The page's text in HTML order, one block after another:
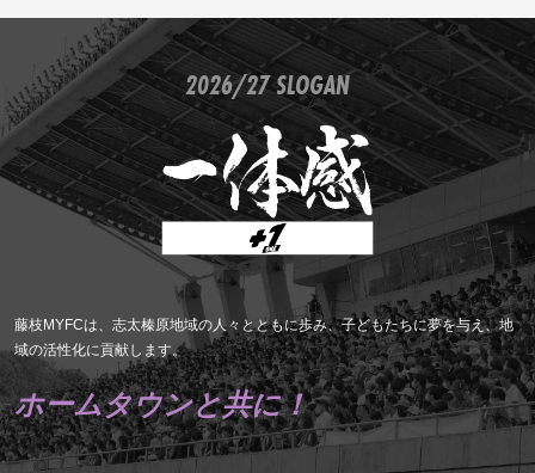
2026/27 SLOGAN
藤枝MYFCは、志太榛原地域の人々とともに歩み、子どもたちに夢を与え、地
域の活性化に貢献します。
ホームタウンと共に！